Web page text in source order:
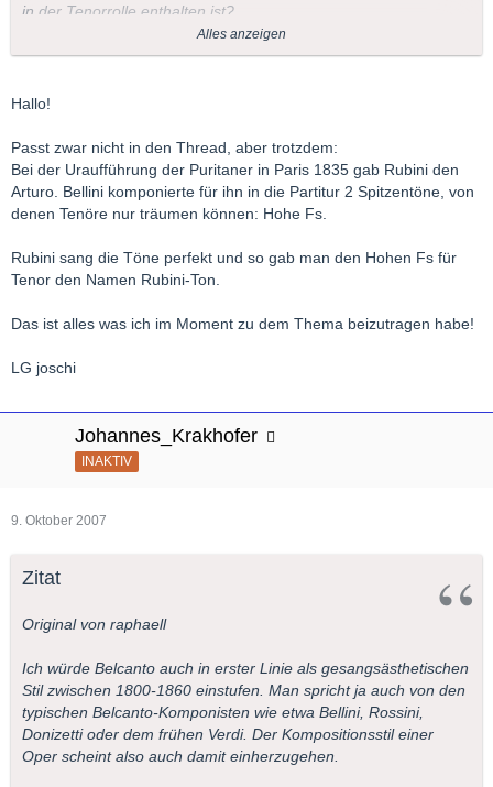
in der Tenorrolle enthalten ist?
Ich bin Laie, nur Opernbesucherin(ca25Jahre)
und meine diesen Klang hier gehört zu haben?
Singt Josep Bros in den Puritanern nicht diesen Ton?
Danke Rita
Alles anzeigen
Hallo!
Passt zwar nicht in den Thread, aber trotzdem:
Bei der Uraufführung der Puritaner in Paris 1835 gab Rubini den
Arturo. Bellini komponierte für ihn in die Partitur 2 Spitzentöne, von
denen Tenöre nur träumen können: Hohe Fs.
Rubini sang die Töne perfekt und so gab man den Hohen Fs für
Tenor den Namen Rubini-Ton.
Das ist alles was ich im Moment zu dem Thema beizutragen habe!
LG joschi
Johannes_Krakhofer
INAKTIV
9. Oktober 2007
Zitat
Original von raphaell
Ich würde Belcanto auch in erster Linie als gesangsästhetischen
Stil zwischen 1800-1860 einstufen. Man spricht ja auch von den
typischen Belcanto-Komponisten wie etwa Bellini, Rossini,
Donizetti oder dem frühen Verdi. Der Kompositionsstil einer
Oper scheint also auch damit einherzugehen.